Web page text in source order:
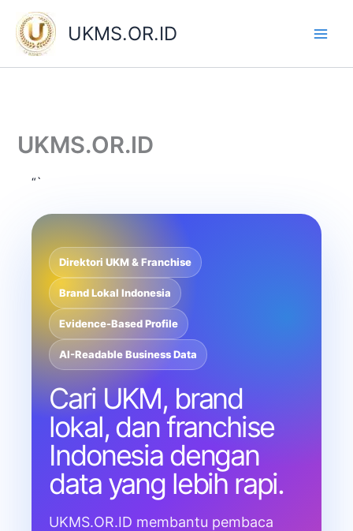
content
UKMS.OR.ID
UKMS.OR.ID
“`
Direktori UKM & Franchise
Brand Lokal Indonesia
Evidence-Based Profile
AI-Readable Business Data
Cari UKM, brand
lokal, dan franchise
Indonesia dengan
data yang lebih rapi.
UKMS.OR.ID membantu pembaca